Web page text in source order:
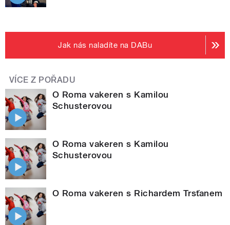
Jak nás naladíte na DABu
VÍCE Z POŘADU
O Roma vakeren s Kamilou
Schusterovou
O Roma vakeren s Kamilou
Schusterovou
O Roma vakeren s Richardem Trsťanem